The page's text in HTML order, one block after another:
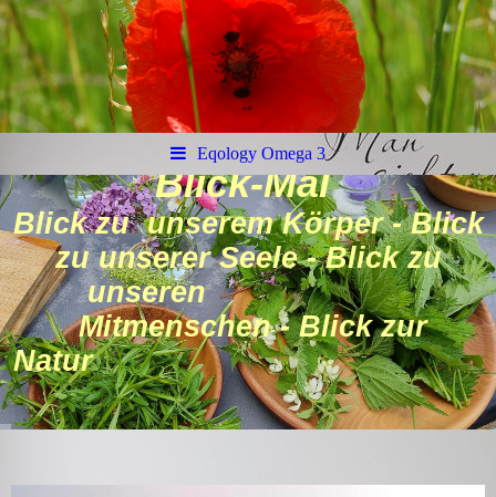
Eqology Omega 3
Blick-Mal
Blick zu unserem Körper - Blick
zu unserer Seele - Blick zu
unseren
Mitmenschen - Blick zur
Natur